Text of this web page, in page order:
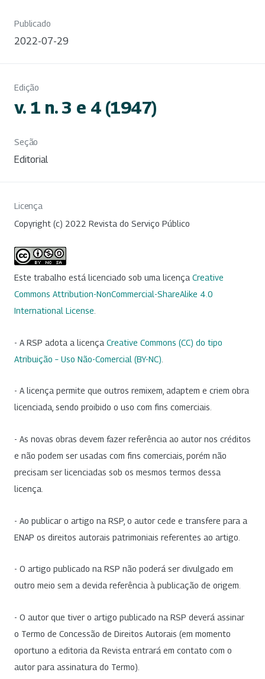
Publicado
2022-07-29
Edição
v. 1 n. 3 e 4 (1947)
Seção
Editorial
Licença
Copyright (c) 2022 Revista do Serviço Público
Este trabalho está licenciado sob uma licença Creative
Commons Attribution-NonCommercial-ShareAlike 4.0
International License
- A RSP adota a licença Creative Commons (CC) do tipo
Atribuição – Uso Não-Comercial (BY-NC)
- A licença permite que outros remixem, adaptem e criem obra
licenciada, sendo proibido o uso com fins comerciais.
- As novas obras devem fazer referência ao autor nos créditos
e não podem ser usadas com fins comerciais, porém não
precisam ser licenciadas sob os mesmos termos dessa
licença.
- Ao publicar o artigo na RSP, o autor cede e transfere para a
ENAP os direitos autorais patrimoniais referentes ao artigo.
- O artigo publicado na RSP não poderá ser divulgado em
outro meio sem a devida referência à publicação de origem.
- O autor que tiver o artigo publicado na RSP deverá assinar
o Termo de Concessão de Direitos Autorais (em momento
oportuno a editoria da Revista entrará em contato com o
autor para assinatura do Termo).